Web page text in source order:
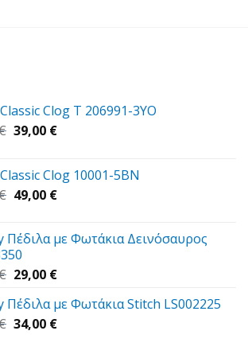
Clog T 206991-3YΟ
Original
45,00 €.
39,00 €Η
είναι:
39,00 €.
Clog 10001-5BN
Original
59,00 €.
49,00 €Η
είναι:
Πέδιλα με Φωτάκια Δεινόσαυρος
Original
was:
37,00 €.
29,00 €Η
τιμή
είναι:
Πέδιλα με Φωτάκια Stitch LS002225
Original
34,00 €Η